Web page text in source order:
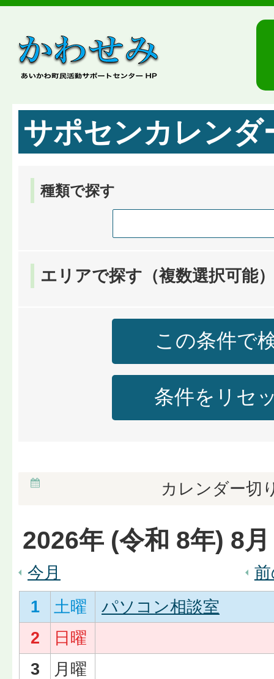
サポセンカレンダ
種類で探す
エリアで探す（複数選択可能）
カレンダー切
2026年 (令和 8年) 8
今月
1
土曜
パソコン相談室
2
日曜
3
月曜